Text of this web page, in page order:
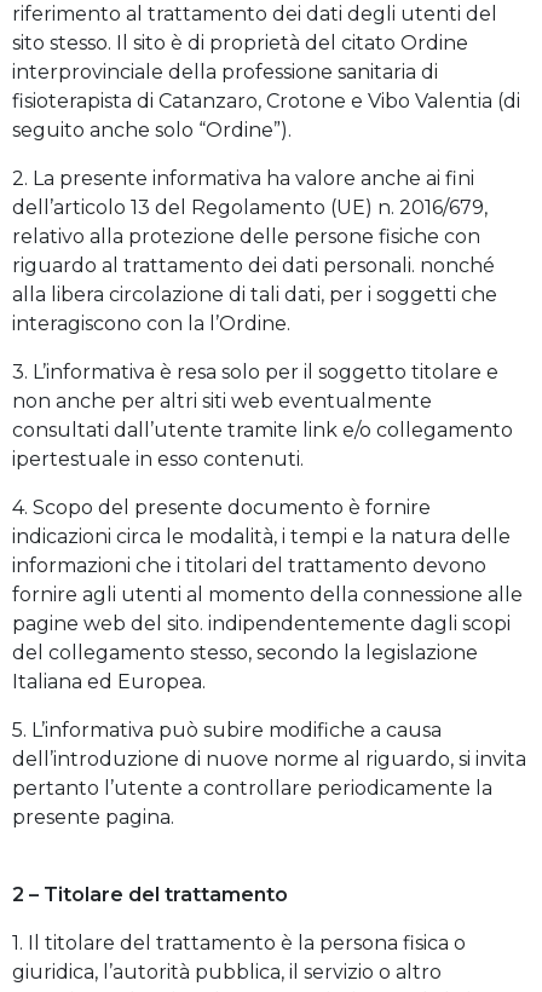
riferimento al trattamento dei dati degli utenti del
sito stesso. Il sito è di proprietà del citato Ordine
interprovinciale della professione sanitaria di
fisioterapista di Catanzaro, Crotone e Vibo Valentia (di
seguito anche solo “Ordine”).
2. La presente informativa ha valore anche ai fini
dell’articolo 13 del Regolamento (UE) n. 2016/679,
relativo alla protezione delle persone fisiche con
riguardo al trattamento dei dati personali. nonché
alla libera circolazione di tali dati, per i soggetti che
interagiscono con la l’Ordine.
3. L’informativa è resa solo per il soggetto titolare e
non anche per altri siti web eventualmente
consultati dall’utente tramite link e/o collegamento
ipertestuale in esso contenuti.
4. Scopo del presente documento è fornire
indicazioni circa le modalità, i tempi e la natura delle
informazioni che i titolari del trattamento devono
fornire agli utenti al momento della connessione alle
pagine web del sito. indipendentemente dagli scopi
del collegamento stesso, secondo la legislazione
Italiana ed Europea.
5. L’informativa può subire modifiche a causa
dell’introduzione di nuove norme al riguardo, si invita
pertanto l’utente a controllare periodicamente la
presente pagina.
2 – Titolare del trattamento
1. Il titolare del trattamento è la persona fisica o
giuridica, l’autorità pubblica, il servizio o altro